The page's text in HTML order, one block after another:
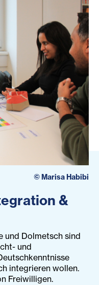
©Marisa Habibi
&
und Dolmetsch sind
und
integrieren wollen.
Freiwilligen.